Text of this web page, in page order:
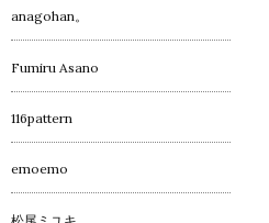
anagohan。
Fumiru Asano
116pattern
emoemo